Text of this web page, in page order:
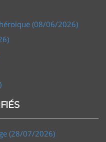
(08/06/2026)
(28/07/2026)